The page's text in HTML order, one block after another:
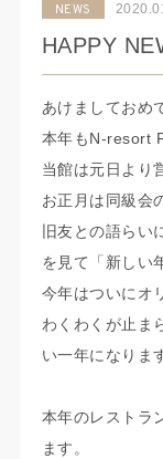
NEWS
HAPPY
あけましておめ
本年もN-resort
当館は元日より
お正月は同級会
旧友との語らい
を見て「新しい
今年はついにオ
わくわくが止ま
い一年になりま
本年のレストラ
ます。